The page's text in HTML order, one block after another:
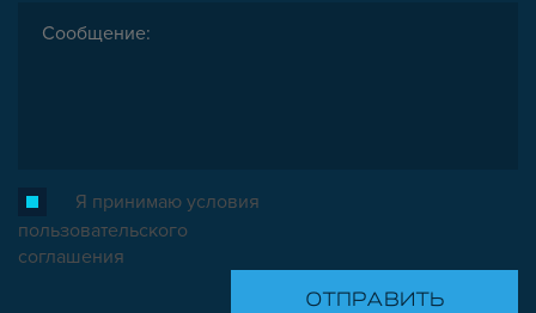
Я принимаю условия
пользовательского
соглашения